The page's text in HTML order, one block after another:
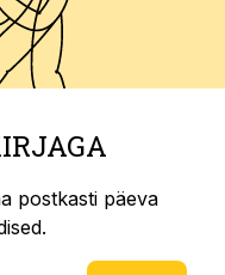
postkasti päeva